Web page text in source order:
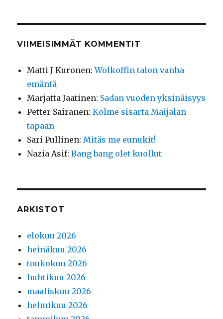
VIIMEISIMMÄT KOMMENTIT
Matti J Kuronen:Wolkoffin talon vanha
emäntä
Marjatta Jaatinen: Sadan vuoden yksinäisyys
Petter Sairanen:Kolme sisarta Maijalan
tapaan
Sari Pullinen:Mitäs me eunukit!
Nazia Asif:Bang bang olet kuollut
ARKISTOT
elokuu 2026
heinäkuu 2026
toukokuu 2026
huhtikuu 2026
maaliskuu 2026
helmikuu 2026